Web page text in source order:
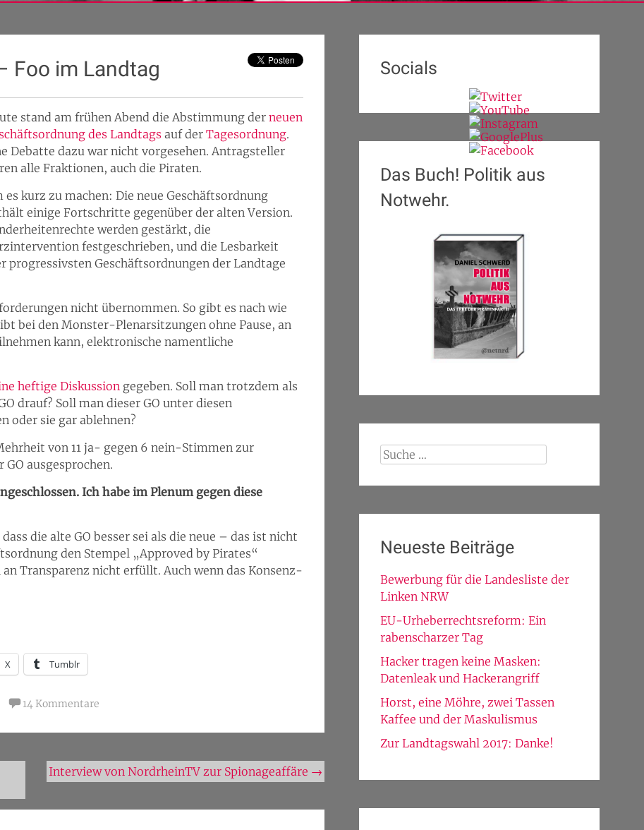
Foo im Landtag
stand am frühen Abend die Abstimmung der neuen
des Landtags auf der Tagesordnung.
Debatte dazu war nicht vorgesehen. Antragsteller
alle Fraktionen, auch die Piraten.
es kurz zu machen: Die neue Geschäftsordnung
einige Fortschritte gegenüber der alten Version.
werden gestärkt, die
festgeschrieben, und die Lesbarkeit
progressivsten Geschäftsordnungen der Landtage
nicht übernommen. So gibt es nach wie
bei den Monster-Plenarsitzungen ohne Pause, an
kann, elektronische namentliche
heftige Diskussion gegeben. Soll man trotzdem als
drauf? Soll man dieser GO unter diesen
oder sie gar ablehnen?
von 11 ja- gegen 6 nein-Stimmen zur
ausgesprochen.
Ich habe im Plenum gegen diese
die alte GO besser sei als die neue – das ist nicht
den Stempel „Approved by Pirates“
Transparenz nicht erfüllt. Auch wenn das Konsenz-
X Tumblr
14 Kommentare
Interview von NordrheinTV zur Spionageaffäre →
Socials
Das Buch! Politik aus
Notwehr.
Suche
Neueste Beiträge
Bewerbung für die Landesliste der
Linken NRW
EU-Urheberrechtsreform: Ein
rabenscharzer Tag
Hacker tragen keine Masken:
Datenleak und Hackerangriff
Horst, eine Möhre, zwei Tassen
Kaffee und der Maskulismus
Zur Landtagswahl 2017: Danke!